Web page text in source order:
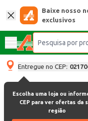
Baixe nosso
exclusivos
Entregue no CEP:
Escolha uma loja ou
CEP para ver ofertas da
região